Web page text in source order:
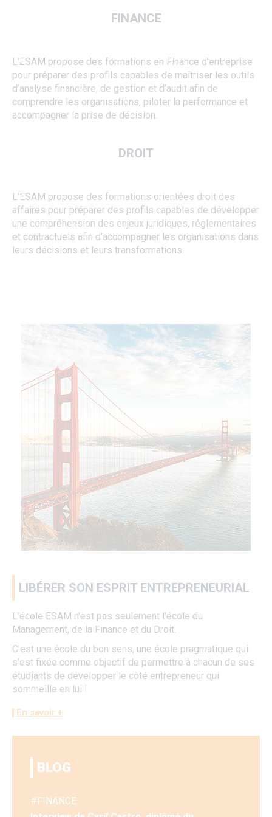
FINANCE
L'ESAM propose des formations en Finance d'entreprise
pour préparer des profils capables de maîtriser les outils
d’analyse financière, de gestion et d’audit afin de
comprendre les organisations, piloter la performance et
accompagner la prise de décision.
DROIT
L'ESAM propose des formations orientées droit des
affaires pour préparer des profils capables de développer
une compréhension des enjeux juridiques, réglementaires
et contractuels afin d’accompagner les organisations dans
leurs décisions et leurs transformations.
LIBÉRER SON ESPRIT ENTREPRENEURIAL
L’école ESAM n’est pas seulement l’école du
Management, de la Finance et du Droit.
C’est une école du bon sens, une école pragmatique qui
s’est fixée comme objectif de permettre à chacun de ses
étudiants de développer le côté entrepreneur qui
sommeille en lui !
En savoir +
BLOG
FINANCE